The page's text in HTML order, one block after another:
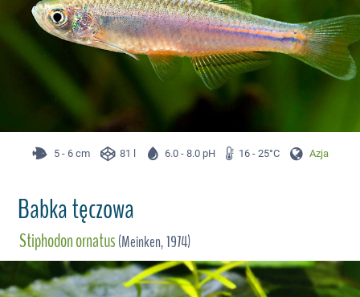
5 - 6 cm 81 l 6.0 - 8.0 pH 16 - 25°C Azja
Babka tęczowa
Stiphodon ornatus(Meinken, 1974)